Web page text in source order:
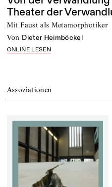
Theater der
Mit Faust als Metamorphotiker
von Dieter Heimböckel
ONLINE LESEN
Assoziationen